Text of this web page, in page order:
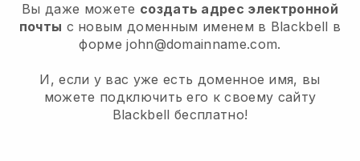
Вы даже можете создать адрес электронной
почты с новым доменным именем в Blackbell в
форме john@domainname.com.
И, если у вас уже есть доменное имя, вы
можете подключить его к своему сайту
Blackbell бесплатно!